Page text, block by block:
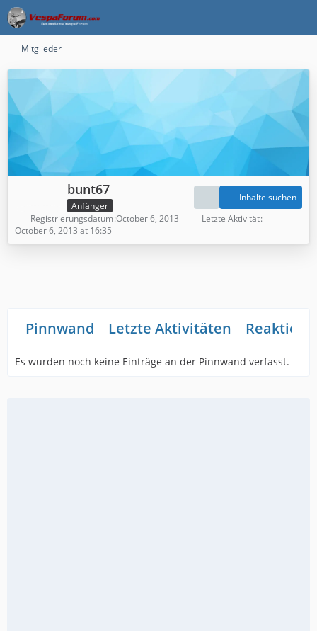
Mitglieder
bunt67
Anfänger
Inhalte suchen
Registrierungsdatum October 6, 2013
Letzte Aktivität
October 6, 2013 at 16:35
Pinnwand Letzte Aktivitäten
Es wurden noch keine Einträge an der Pinnwand verfasst.